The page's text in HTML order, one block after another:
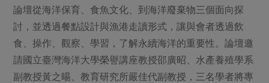
居家好物
美妝保養 個人清潔
家庭清潔 織品
日用品 圖書禮品
主題食譜
異國料理
30%rPET紅烏龍茶
2024農業發展計畫年度報告
更多議題
生活者e週報
綠主張月刊
合作社法規
社務專區
論壇從海洋保育、食魚文化、到海洋廢棄物三個面向探
討，並透過餐點設計與漁港走讀形式，讓與會者透過飲
食、操作、觀察、學習，了解永續海洋的重要性。論壇邀
請國立臺灣海洋大學榮譽講座教授邵廣昭、水產養殖學系
副教授黃之暘、教育研究所嚴佳代副教授，三名學者將專